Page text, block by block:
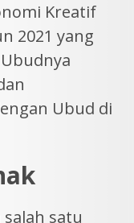
Kreatif
2021 yang
Ubud di
satu